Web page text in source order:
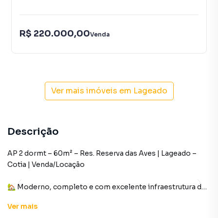
R$ 220.000,00Venda
Ver mais imóveis em Lageado
Descrição
AP 2 dormt – 60m² – Res. Reserva das Aves | Lageado –
Cotia | Venda/Locação
🏡 Moderno, completo e com excelente infraestrutura de
Ver mais